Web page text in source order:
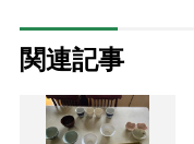
関連記事